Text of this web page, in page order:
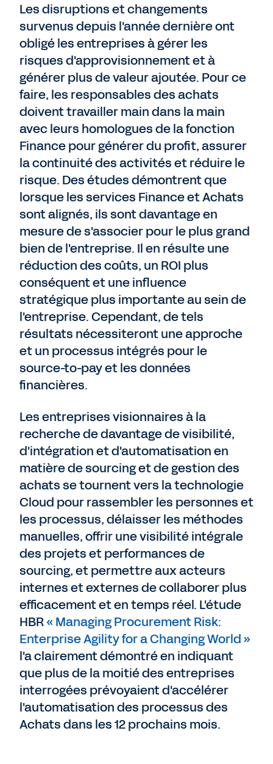
Les disruptions et changements
survenus depuis l'année dernière ont
obligé les entreprises à gérer les
risques d'approvisionnement et à
générer plus de valeur ajoutée. Pour ce
faire, les responsables des achats
doivent travailler main dans la main
avec leurs homologues de la fonction
Finance pour générer du profit, assurer
la continuité des activités et réduire le
risque. Des études démontrent que
lorsque les services Finance et Achats
sont alignés, ils sont davantage en
mesure de s'associer pour le plus grand
bien de l'entreprise. Il en résulte une
réduction des coûts, un ROI plus
conséquent et une influence
stratégique plus importante au sein de
l'entreprise. Cependant, de tels
résultats nécessiteront une approche
et un processus intégrés pour le
source-to-pay et les données
financières.
Les entreprises visionnaires à la
recherche de davantage de visibilité,
d'intégration et d'automatisation en
matière de sourcing et de gestion des
achats se tournent vers la technologie
Cloud pour rassembler les personnes et
les processus, délaisser les méthodes
manuelles, offrir une visibilité intégrale
des projets et performances de
sourcing, et permettre aux acteurs
internes et externes de collaborer plus
efficacement et en temps réel. L'étude
HBR« Managing Procurement Risk:
Enterprise Agility for a Changing World »
l'a clairement démontré en indiquant
que plus de la moitié des entreprises
interrogées prévoyaient d'accélérer
l'automatisation des processus des
Achats dans les 12 prochains mois.